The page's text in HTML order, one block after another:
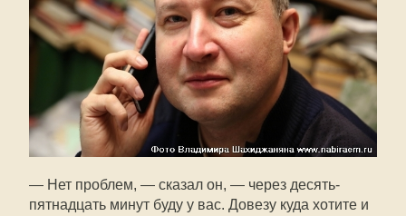
— Нет проблем, — сказал он, — через десять-
пятнадцать минут буду у вас. Довезу куда хотите и